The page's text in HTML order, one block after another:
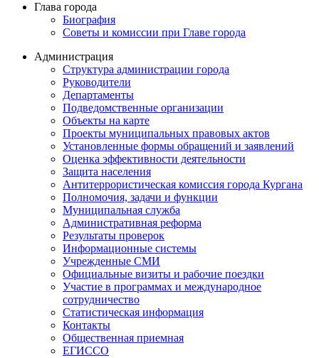
Глава города
Биография
Советы и комиссии при Главе города
Администрация
Структура администрации города
Руководители
Департаменты
Подведомственные организации
Объекты на карте
Проекты муниципальных правовых актов
Установленные формы обращений и заявлений
Оценка эффективности деятельности
Защита населения
Антитеррористическая комиссия города Кургана
Полномочия, задачи и функции
Муниципальная служба
Административная реформа
Результаты проверок
Информационные системы
Учрежденные СМИ
Официальные визиты и рабочие поездки
Участие в программах и международное
сотрудничество
Статистическая информация
Контакты
Общественная приемная
ЕГИССО